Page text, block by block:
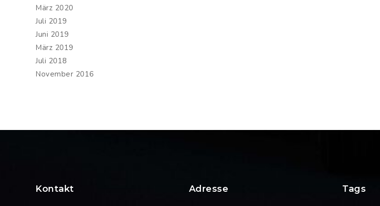
März 2020
Juli 2019
Juni 2019
März 2019
Juli 2018
November 2016
Kontakt Adresse Tags